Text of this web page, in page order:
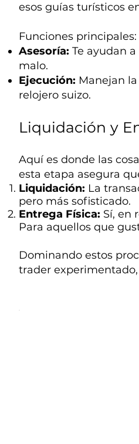
esos guías turísticos
Funciones principales:
Asesoría: Te ayudan
malo.
Ejecución: Manejan
relojero suizo.
Liquidación y
Aquí es donde las
esta etapa asegura
Liquidación: La
pero más sofisticado.
Entrega Física: Sí, en
Para aquellos que
Dominando estos
trader